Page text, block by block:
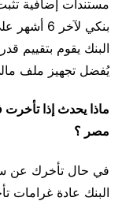
مستندات إضافية
بنكي لآخر 6 أشهر على الأقل، أو إثبات نشاط تجاري رسمي.
البنك يقوم بتقييم
يُفضل تجهيز ملف
ماذا يحدث إذا
مصر ؟
في حال تأخرك عن
البنك عادة غرامات